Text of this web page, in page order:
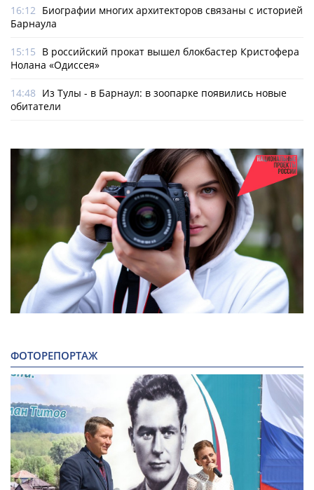
16:12 Биографии многих архитекторов связаны с историей
Барнаула
15:15 В российский прокат вышел блокбастер Кристофера
Нолана «Одиссея»
14:48 Из Тулы - в Барнаул: в зоопарке появились новые
обитатели
ФОТОРЕПОРТАЖ